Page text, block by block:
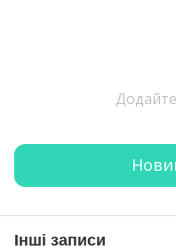
Інші записи